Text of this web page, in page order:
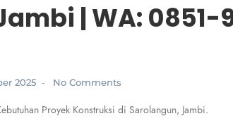
| WA: 0851-
2025 - No Comments
Proyek Konstruksi di Sarolangun, Jambi.